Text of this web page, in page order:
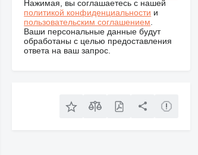
Нажимая, вы соглашаетесь с нашей
политикой конфиденциальности и
пользовательским соглашением
Ваши персональные данные будут
обработаны с целью предоставления
ответа на ваш запрос.